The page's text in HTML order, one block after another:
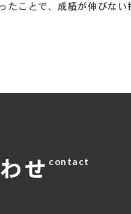
たことで、成績が伸びな
せ contact